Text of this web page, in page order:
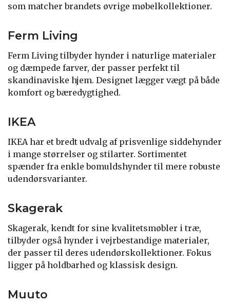
som matcher brandets øvrige møbelkollektioner.
Ferm Living
Ferm Living tilbyder hynder i naturlige materialer
og dæmpede farver, der passer perfekt til
skandinaviske hjem. Designet lægger vægt på både
komfort og bæredygtighed.
IKEA
IKEA har et bredt udvalg af prisvenlige siddehynder
i mange størrelser og stilarter. Sortimentet
spænder fra enkle bomuldshynder til mere robuste
udendørsvarianter.
Skagerak
Skagerak, kendt for sine kvalitetsmøbler i træ,
tilbyder også hynder i vejrbestandige materialer,
der passer til deres udendørskollektioner. Fokus
ligger på holdbarhed og klassisk design.
Muuto